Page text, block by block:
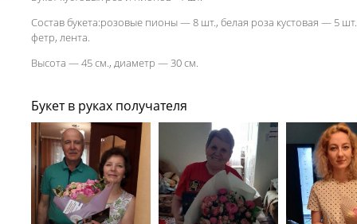
Состав букета:розовые пионы — 8 шт., белая роза кустовая — 5
фетр, лента.
Высота — 45 см., диаметр — 30 см.
Букет в руках получателя